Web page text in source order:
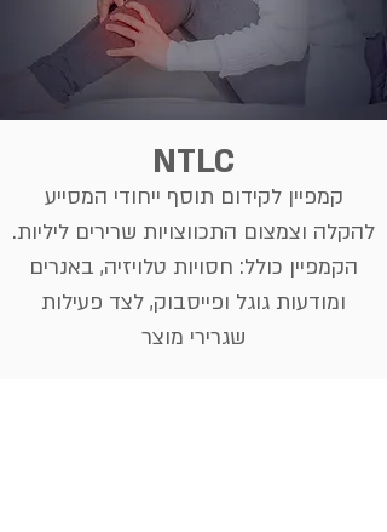
NTLC
קמפיין לקידום תוסף ייחודי המסייע
להקלה וצמצום התכווצויות שרירים ליליות.
הקמפיין כולל: חסויות טלויזיה, באנרים
ומודעות גוגל ופייסבוק, לצד פעילות
שגרירי מוצר